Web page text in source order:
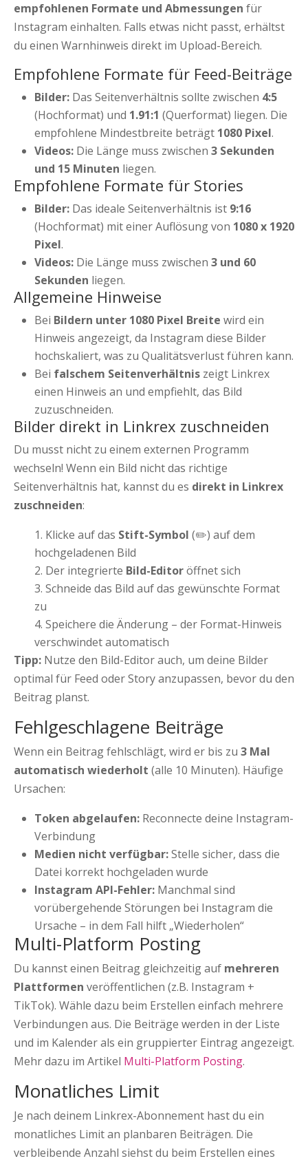
empfohlenen Formate und Abmessungen für
Instagram einhalten. Falls etwas nicht passt, erhältst
du einen Warnhinweis direkt im Upload-Bereich.
Empfohlene Formate für Feed-Beiträge
Bilder: Das Seitenverhältnis sollte zwischen 4:5
(Hochformat) und 1.91:1 (Querformat) liegen. Die
empfohlene Mindestbreite beträgt 1080 Pixel.
Videos: Die Länge muss zwischen 3 Sekunden
und 15 Minuten liegen.
Empfohlene Formate für Stories
Bilder: Das ideale Seitenverhältnis ist 9:16
(Hochformat) mit einer Auflösung von 1080 x 1920
Pixel.
Videos: Die Länge muss zwischen 3 und 60
Sekunden liegen.
Allgemeine Hinweise
Bei Bildern unter 1080 Pixel Breite wird ein
Hinweis angezeigt, da Instagram diese Bilder
hochskaliert, was zu Qualitätsverlust führen kann.
Bei falschem Seitenverhältnis zeigt Linkrex
einen Hinweis an und empfiehlt, das Bild
zuzuschneiden.
Bilder direkt in Linkrex zuschneiden
Du musst nicht zu einem externen Programm
wechseln! Wenn ein Bild nicht das richtige
Seitenverhältnis hat, kannst du es direkt in Linkrex
zuschneiden:
Klicke auf das Stift-Symbol (✏️) auf dem
hochgeladenen Bild
Der integrierte Bild-Editoröffnet sich
Schneide das Bild auf das gewünschte Format
zu
Speichere die Änderung – der Format-Hinweis
verschwindet automatisch
Tipp: Nutze den Bild-Editor auch, um deine Bilder
optimal für Feed oder Story anzupassen, bevor du den
Beitrag planst.
Fehlgeschlagene Beiträge
Wenn ein Beitrag fehlschlägt, wird er bis zu 3 Mal
automatisch wiederholt (alle 10 Minuten). Häufige
Ursachen:
Token abgelaufen: Reconnecte deine Instagram-
Verbindung
Medien nicht verfügbar:Stelle sicher, dass die
Datei korrekt hochgeladen wurde
Instagram API-Fehler: Manchmal sind
vorübergehende Störungen bei Instagram die
Ursache – in dem Fall hilft „Wiederholen“
Multi-Platform Posting
Du kannst einen Beitrag gleichzeitig auf mehreren
Plattformen veröffentlichen (z.B. Instagram +
TikTok). Wähle dazu beim Erstellen einfach mehrere
Verbindungen aus. Die Beiträge werden in der Liste
und im Kalender als ein gruppierter Eintrag angezeigt.
Mehr dazu im Artikel Multi-Platform Posting.
Monatliches Limit
Je nach deinem Linkrex-Abonnement hast du ein
monatliches Limit an planbaren Beiträgen. Die
verbleibende Anzahl siehst du beim Erstellen eines